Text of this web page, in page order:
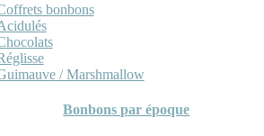
bonbons
/ Marshmallow
Bonbons par époque